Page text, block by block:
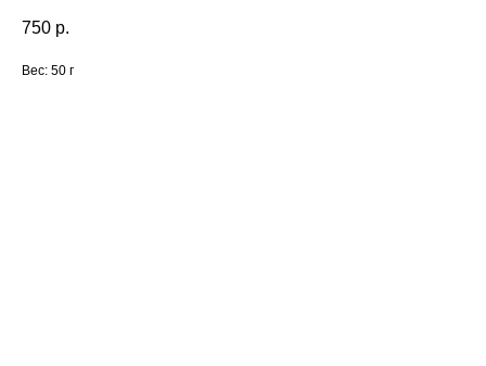
750 р.
Вес: 50 г